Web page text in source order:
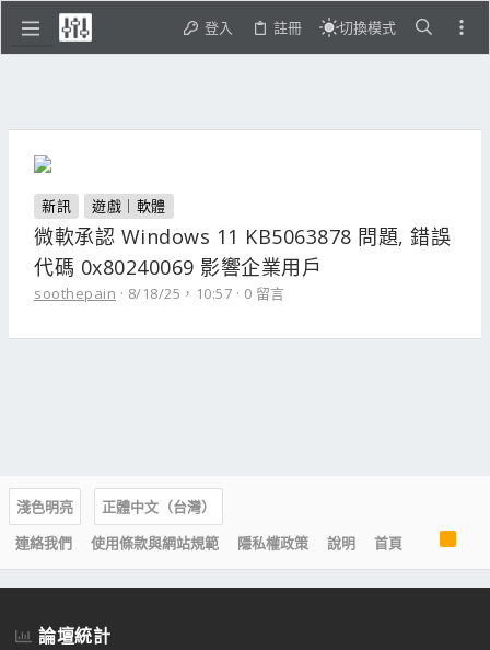
登入 註冊 切換模式
新訊 遊戲｜軟體
微軟承認 Windows 11 KB5063878 問題, 錯誤
代碼 0x80240069 影響企業用戶
soothepain 8/18/25，10:57 0 留言
淺色明亮
正體中文（台灣）
連絡我們
使用條款與網站規範 隱私權政策 說明 首頁
R
S
S
論壇統計